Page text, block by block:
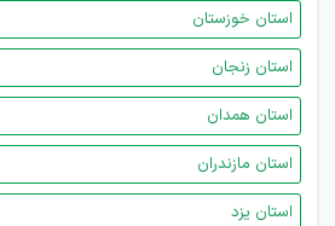
استان خوزستان
استان زنجان
استان همدان
استان مازندران
استان یزد